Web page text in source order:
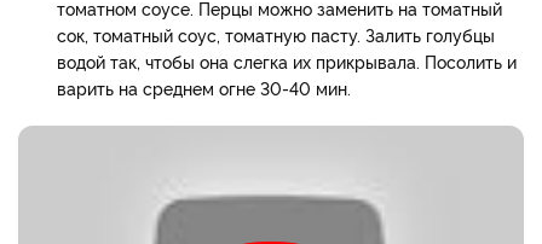
томатном соусе. Перцы можно заменить на томатный
сок, томатный соус, томатную пасту. Залить голубцы
водой так, чтобы она слегка их прикрывала. Посолить и
варить на среднем огне 30-40 мин.